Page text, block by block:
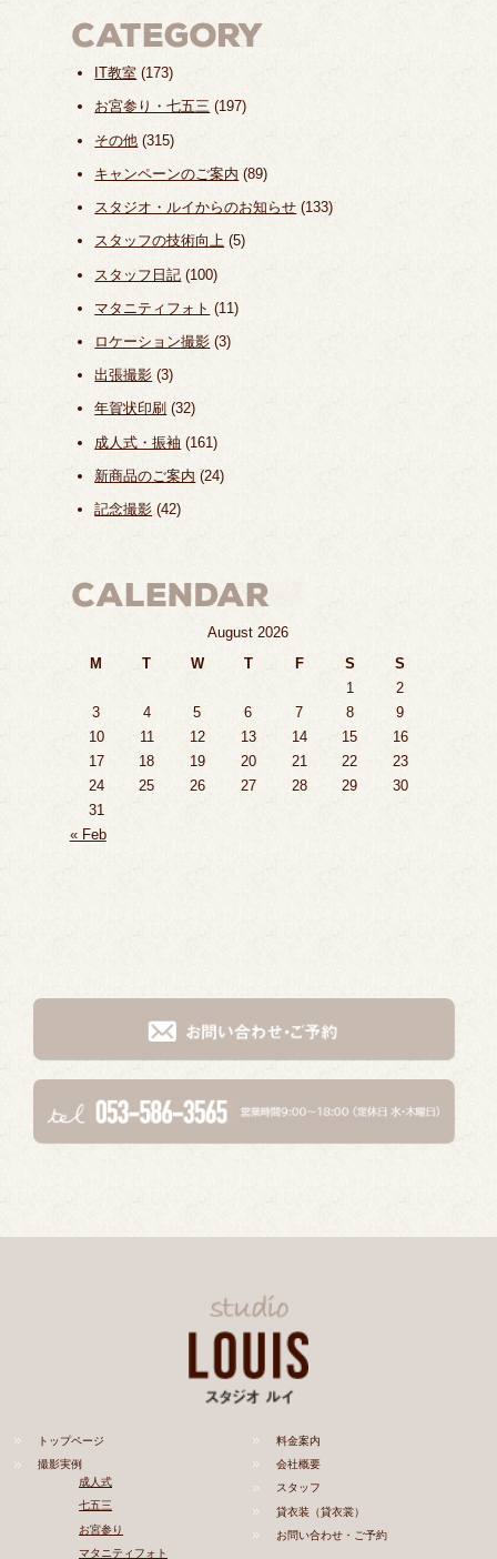
IT教室 (173)
お宮参り・七五三 (197)
その他 (315)
キャンペーンのご案内 (89)
スタジオ・ルイからのお知らせ (133)
スタッフの技術向上 (5)
スタッフ日記 (100)
マタニティフォト (11)
ロケーション撮影 (3)
出張撮影 (3)
年賀状印刷 (32)
成人式・振袖 (161)
新商品のご案内 (24)
記念撮影 (42)
August 2026
M
T W T F S
S
1
2
3
4 5 6 7 8
9
10
11 12 13 14 15
16
17
18 19 20 21 22
23
24
25 26 27 28 29
30
31
« Feb
トップページ
撮影実例
成人式
七五三
お宮参り
マタニティフォト
料金案内
会社概要
スタッフ
貸衣装（貸衣裳）
お問い合わせ・ご予約